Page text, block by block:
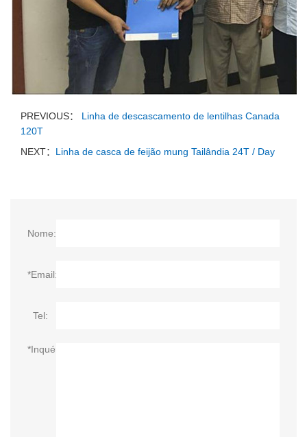
PREVIOUS： Linha de descascamento de lentilhas Canada
120T
NEXT： Linha de casca de feijão mung Tailândia 24T / Day
Nome:
*Email:
Tel:
*Inquérito: